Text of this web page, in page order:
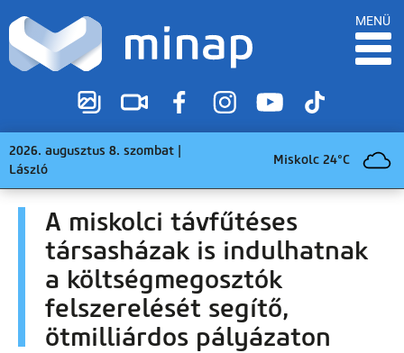
MENÜ
2026. augusztus 8. szombat |
László
Miskolc 24°C
A miskolci távfűtéses
társasházak is indulhatnak
a költségmegosztók
felszerelését segítő,
ötmilliárdos pályázaton